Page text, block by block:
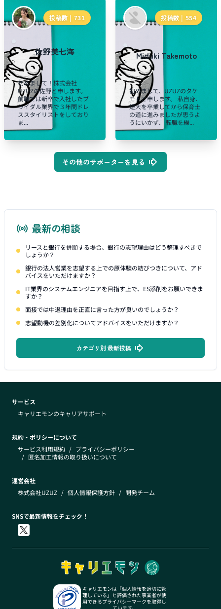
投稿数 | 731
佐野美七海
初めまして！株式会社
UZUZの佐野と申します。
前職では新卒で入社したブ
ライダル業界で３年間ドレ
ススタイリストをしており
ま...
投稿数 | 554
Miduki Takemoto
初めまして、UZUZのタケ
モトと申します。 私自身、
短大を卒業してから保育士
の道に進みましたが思うよ
うにいかず、 転職を繰...
その他のサポーターを見る
最新の相談
リースと銀行を併願する場合、銀行の志望理由はどう整理すべきで
しょうか？
銀行の法人営業を志望する上での原体験の結びつきについて、アド
バイスをいただけますか？
IT業界のシステムエンジニアを目指す上で、ES添削をお願いできま
すか？
面接では中退理由を正直に言った方が良いのでしょうか？
志望動機の差別化についてアドバイスをいただけますか？
カテゴリ別 最新投稿
サービス
キャリエモンのキャリアサポート
規約・ポリシーについて
サービス利用規約 / プライバシーポリシー
/ 匿名加工情報の取り扱いについて
運営会社
株式会社UZUZ / 個人情報保護方針 / 開発チーム
SNSで最新情報をチェック！
キャリエモンは「個人情報を適切に管
理している」と評価された事業者が使
用できるプライバシーマークを取得し